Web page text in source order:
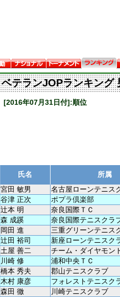
ベテランJOPランキング
[2016年07月31日付]:順位
氏名
所属
宮田 敏男
名古屋ローンテニス
谷津 正次
ポプラ倶楽部
辻本 明
奈良国際ＴＣ
森 成蹊
奈良国際テニスクラ
岡田 進
三重グリーンテニス
辻田 裕司
新座ローンテニスク
土屋 善二
チーム・ダイヤモン
川崎 修
浦和中央ＴＣ
橋本 秀夫
郡山テニスクラブ
木村 康彦
フォレストテニスク
森田 徹
川崎テニスクラブ